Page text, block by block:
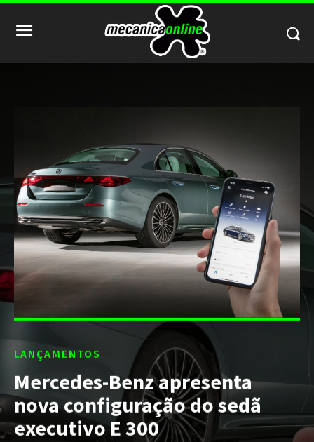
LANÇAMENTOS
Mercedes-Benz apresenta
nova configuração do sedã
executivo E 300